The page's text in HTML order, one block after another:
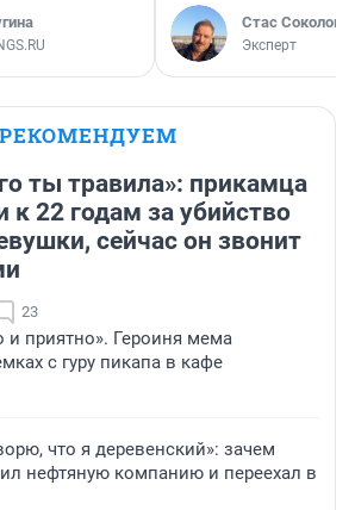
Стас Соколов
Эксперт
РЕКОМЕНДУЕМ
ты травила»: прикамца
к 22 годам за убийство
сейчас он звонит
23
и приятно». Героиня мема
с гуру пикапа в кафе
что я деревенский»: зачем
нефтяную компанию и переехал в